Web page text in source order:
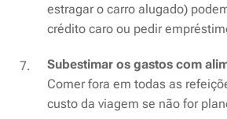
estragar o carro alugado)
crédito caro ou pedir
Subestimar os gastos com
Comer fora em todas as
custo da viagem se não for